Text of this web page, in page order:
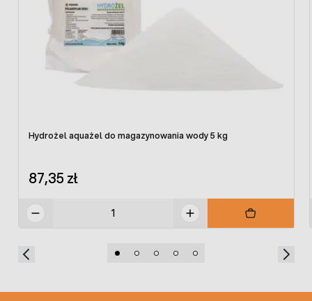
Hydrożel aquażel do magazynowania wody 5 kg
87,35 zł